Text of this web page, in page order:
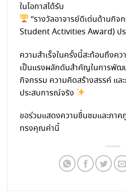
ในโอกาสได้รับ
“รางวัลอาจารย์ดีเด่นด้านกิ
Student Activities Award) ปร
ความสำเร็จในครั้งนี้สะท้อนถึงค
เป็นแรงผลักดันสำคัญในการพัฒ
กิจกรรม ความคิดสร้างสรรค์ แล
ประสบการณ์จริง
ขอร่วมแสดงความชื่นชมและภาค
ทรงคุณค่านี้